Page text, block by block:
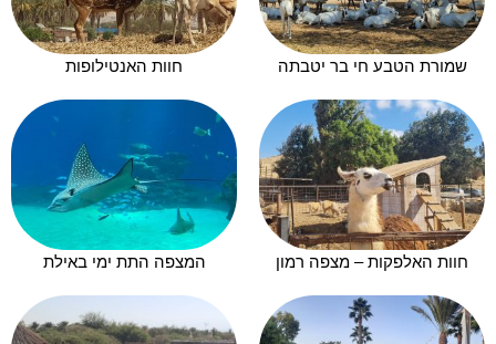
שמורת הטבע חי בר יטבתה חוות האנטילופות
חוות האלפקות – מצפה רמון המצפה התת ימי באילת